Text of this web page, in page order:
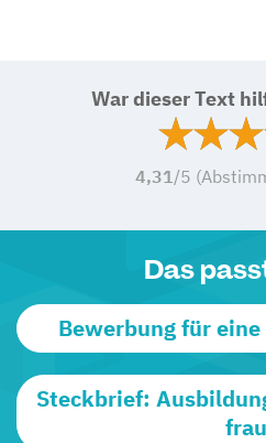
War dieser Text
4,31 /5
Das
Bewerbung für
Steckbrief:
frau